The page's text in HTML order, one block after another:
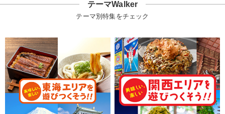
テーマWalker
テーマ別特集をチェック